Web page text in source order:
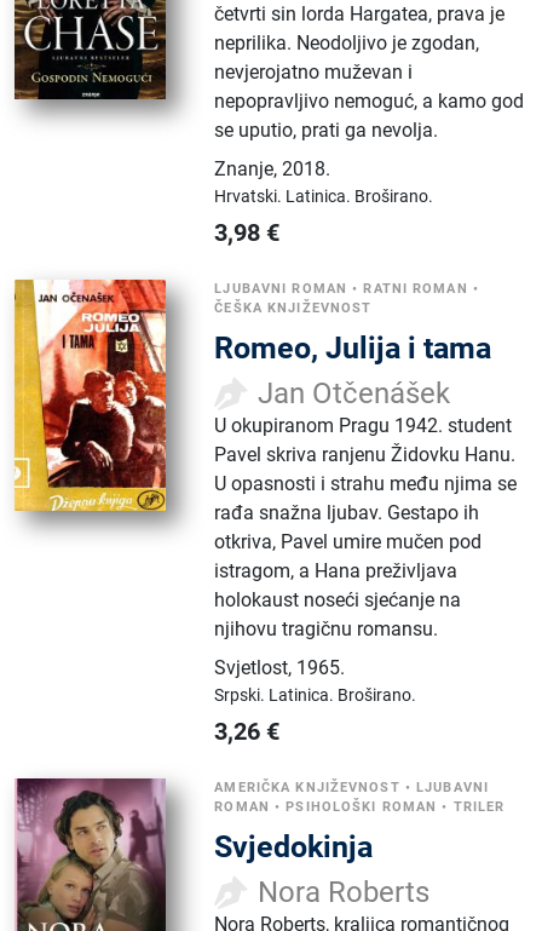
četvrti sin lorda Hargatea, prava je
neprilika. Neodoljivo je zgodan,
nevjerojatno muževan i
nepopravljivo nemoguć, a kamo god
se uputio, prati ga nevolja.
Znanje,2018.
Hrvatski. Latinica. Broširano.
3,98 €
LJUBAVNI ROMAN •RATNI ROMAN •
ČEŠKA KNJIŽEVNOST
Romeo, Julija i tama
Jan Otčenášek
U okupiranom Pragu 1942. student
Pavel skriva ranjenu Židovku Hanu.
U opasnosti i strahu među njima se
rađa snažna ljubav. Gestapo ih
otkriva, Pavel umire mučen pod
istragom, a Hana preživljava
holokaust noseći sjećanje na
njihovu tragičnu romansu.
Svjetlost, 1965.
Srpski. Latinica. Broširano.
3,26 €
AMERIČKA KNJIŽEVNOST •LJUBAVNI
ROMAN •PSIHOLOŠKI ROMAN • TRILER
Svjedokinja
Nora Roberts
Nora Roberts, kraljica romantičnog